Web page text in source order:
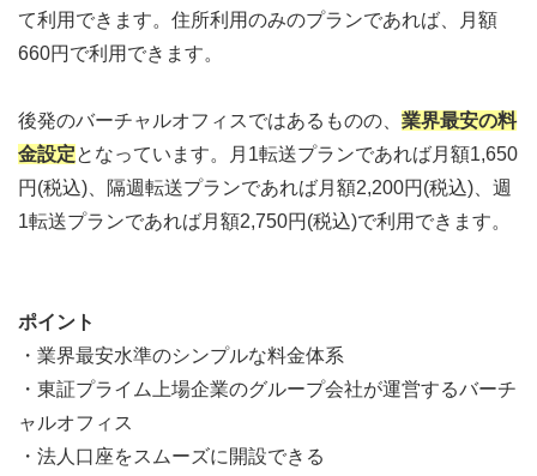
て利用できます。住所利用のみのプランであれば、月額
660円で利用できます。
後発のバーチャルオフィスではあるものの、 業界最安の料
金設定となっています。月1転送プランであれば月額1,650
円(税込)、隔週転送プランであれば月額2,200円(税込)、週
1転送プランであれば月額2,750円(税込)で利用できます。
ポイント
・業界最安水準のシンプルな料金体系
・東証プライム上場企業のグループ会社が運営するバーチ
ャルオフィス
・法人口座をスムーズに開設できる